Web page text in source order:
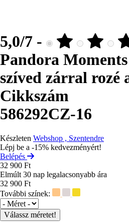
5,0/7 -
Pandora
szíved zárral rozé
Cikkszám
586292CZ-16
Készleten Webshop , Szentendre
Lépj be a -15% kedvezményért!
Belépés
32 900 Ft
Elmúlt 30 nap legalacsonyabb ára
32 900 Ft
További színek:
Méret